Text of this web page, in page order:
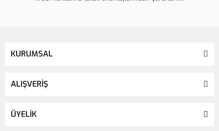
KURUMSAL
ALIŞVERİŞ
ÜYELİK